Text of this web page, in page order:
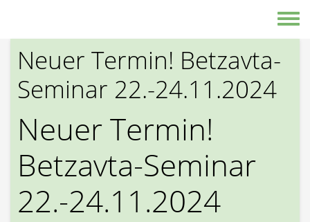
Neuer Termin! Betzavta-
Seminar 22.-24.11.2024
Neuer Termin!
Betzavta-Seminar
22.-24.11.2024